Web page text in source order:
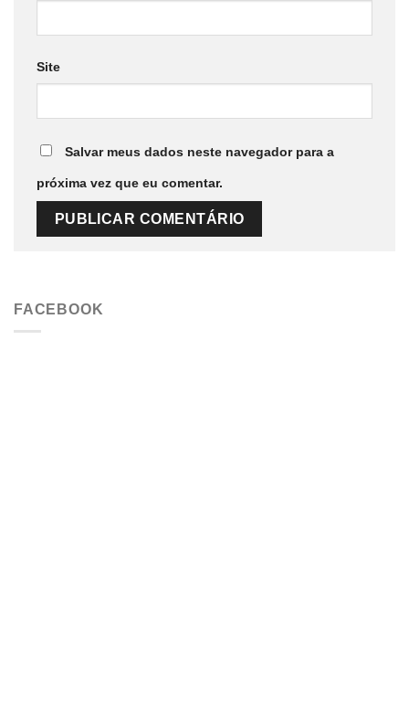
Site
Salvar meus dados neste navegador para a
próxima vez que eu comentar.
FACEBOOK